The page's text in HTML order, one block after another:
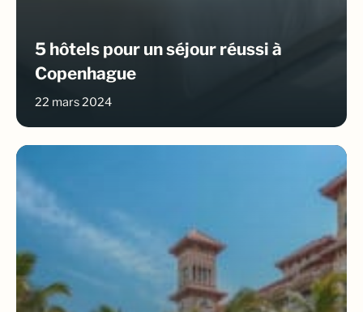
5 hôtels pour un séjour réussi à
Copenhague
22 mars 2024